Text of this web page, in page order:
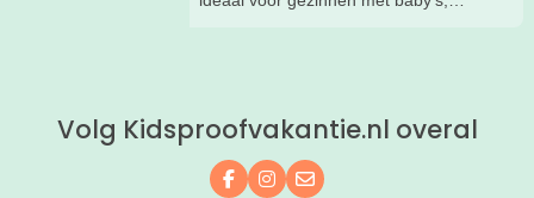
Volg Kidsproofvakantie.nl overal
Volg ons op Facebook
Volg ons op Instagram
Mail ons